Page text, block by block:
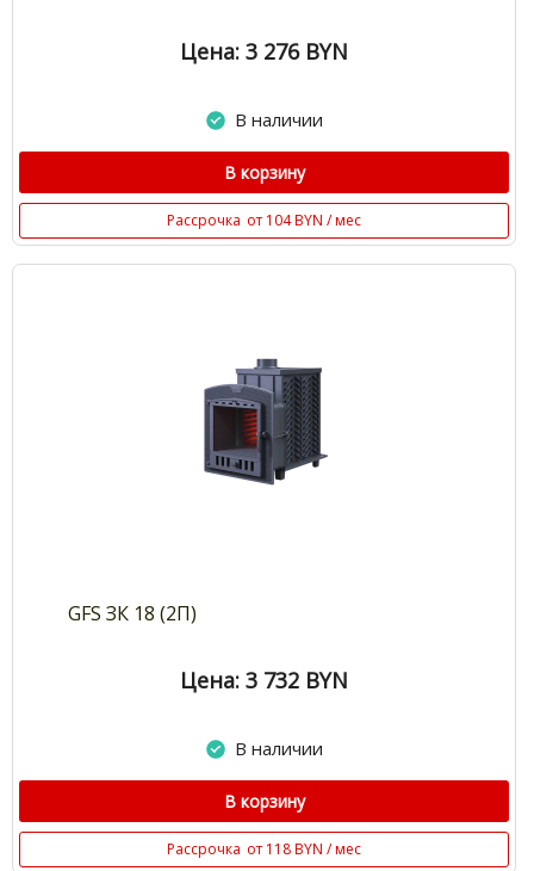
Цена: 3 276 BYN
В наличии
В корзину
Рассрочка от 104 BYN / мес
GFS ЗК 18 (2П)
Цена: 3 732 BYN
В наличии
В корзину
Рассрочка от 118 BYN / мес